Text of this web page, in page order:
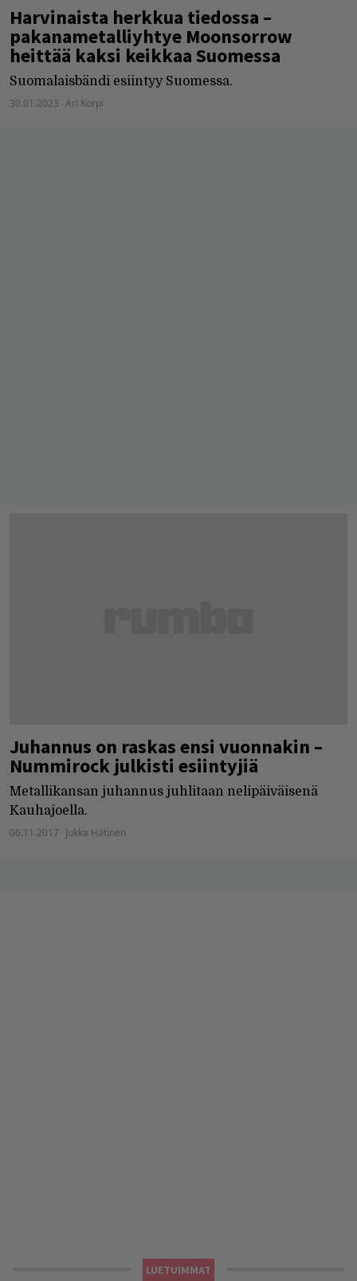
Harvinaista herkkua tiedossa –
pakanametalliyhtye Moonsorrow
heittää kaksi keikkaa Suomessa
Suomalaisbändi esiintyy Suomessa.
30.01.2023 Ari Korpi
Juhannus on raskas ensi vuonnakin –
Nummirock julkisti esiintyjiä
Metallikansan juhannus juhlitaan nelipäiväisenä
Kauhajoella.
06.11.2017 Jukka Hätinen
LUETUIMMAT